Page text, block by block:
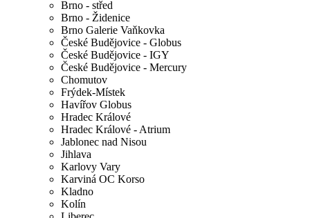
Brno - střed
Brno - Židenice
Brno Galerie Vaňkovka
České Budějovice - Globus
České Budějovice - IGY
České Budějovice - Mercury
Chomutov
Frýdek-Místek
Havířov Globus
Hradec Králové
Hradec Králové - Atrium
Jablonec nad Nisou
Jihlava
Karlovy Vary
Karviná OC Korso
Kladno
Kolín